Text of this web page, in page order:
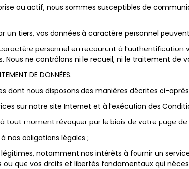
ou actif, nous sommes susceptibles de
un tiers, vos données à caractère personnel
personnel en recourant à l’authentification
Nous ne contrôlons ni le recueil, ni le traitement de
DE DONNÉES.
dont nous disposons des manières décrites ci-après
sur notre site Internet et à l’exécution des
tout moment révoquer par le biais de votre page de
nos obligations légales ;
légitimes, notamment nos intérêts à fournir un
que vos droits et libertés fondamentaux qui